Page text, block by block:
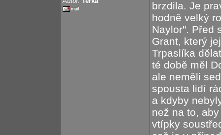
brzdila. Je
hodně velký
Naylor". Před
Grant, který
Trpaslíka
té době měl
ale neměli
spousta lidí
a kdyby
než na to,
vtípky